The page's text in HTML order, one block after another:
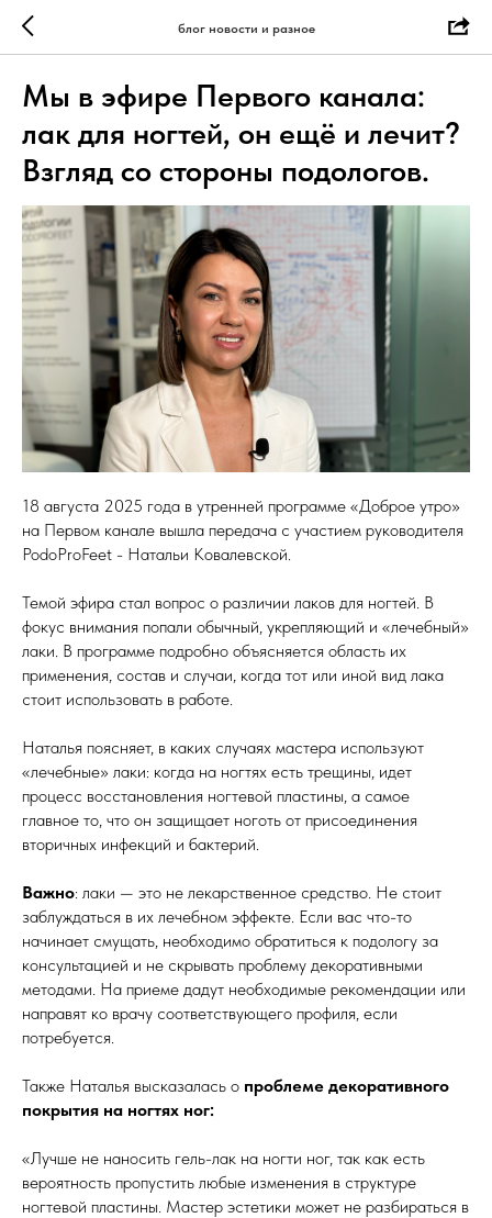
блог новости и разное
Мы в эфире Первого канала:
лак для ногтей, он ещё и лечит?
Взгляд со стороны подологов.
18 августа 2025 года в утренней программе «Доброе утро»
на Первом канале вышла передача с участием руководителя
PodoProFeet - Натальи Ковалевской.
Темой эфира стал вопрос о различии лаков для ногтей. В
фокус внимания попали обычный, укрепляющий и «лечебный»
лаки. В программе подробно объясняется область их
применения, состав и случаи, когда тот или иной вид лака
стоит использовать в работе.
Наталья поясняет, в каких случаях мастера используют
«лечебные» лаки: когда на ногтях есть трещины, идет
процесс восстановления ногтевой пластины, а самое
главное то, что он защищает ноготь от присоединения
вторичных инфекций и бактерий.
Важно: лаки — это не лекарственное средство. Не стоит
заблуждаться в их лечебном эффекте. Если вас что-то
начинает смущать, необходимо обратиться к подологу за
консультацией и не скрывать проблему декоративными
методами. На приеме дадут необходимые рекомендации или
направят ко врачу соответствующего профиля, если
потребуется.
Также Наталья высказалась о проблеме декоративного
покрытия на ногтях ног:
«Лучше не наносить гель-лак на ногти ног, так как есть
вероятность пропустить любые изменения в структуре
ногтевой пластины. Мастер эстетики может не разбираться в